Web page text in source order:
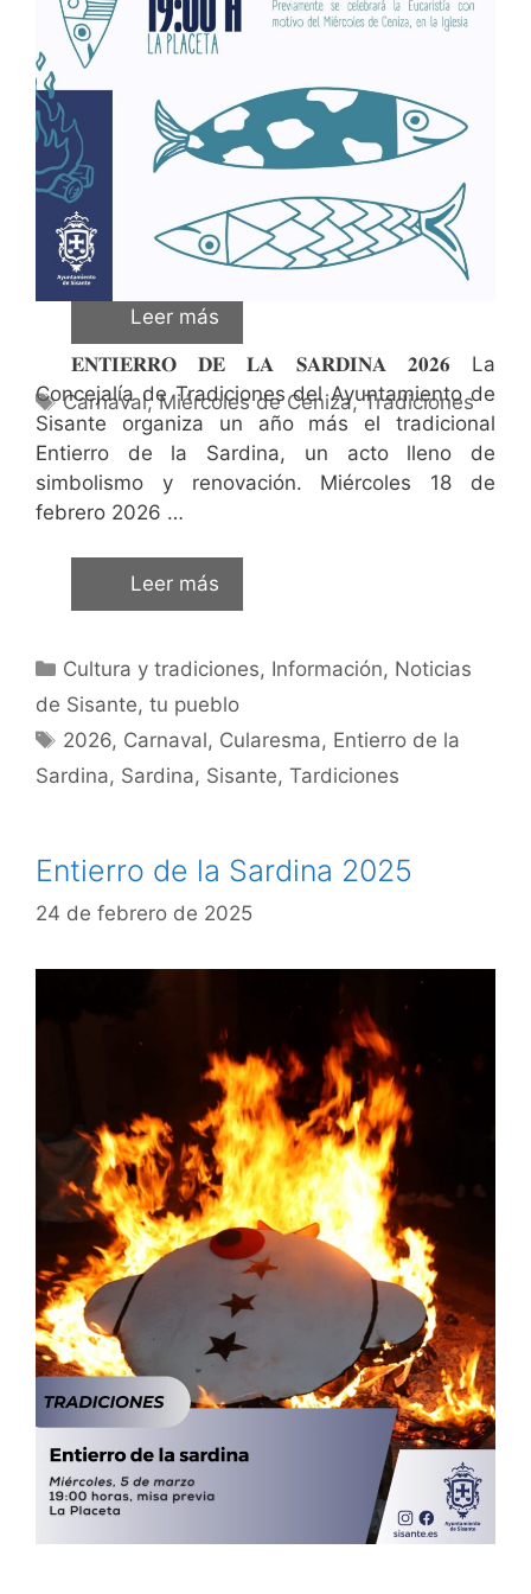
𝐄𝐍𝐓𝐈𝐄𝐑𝐑𝐎 𝐃𝐄 𝐋𝐀 𝐒𝐀𝐑𝐃𝐈𝐍𝐀 𝟐𝟎𝟐𝟔 La
Concejalía de Tradiciones del Ayuntamiento de
Sisante organiza un año más el tradicional
Entierro de la Sardina, un acto lleno de
simbolismo y renovación. Miércoles 18 de
febrero 2026 …
Leer más
Cultura y tradiciones, Información, Noticias
de Sisante, tu pueblo
2026, Carnaval, Cularesma, Entierro de la
Sardina, Sardina, Sisante, Tardiciones
Entierro de la Sardina 2025
24 de febrero de 2025
Siguiendo con las tradiciones, las calles de
Sisante volverán a ser testigos de la procesión,
quema de la sardina y posterior reparto de
sardinas, cortesía del Ayuntamiento. Esta cita
tendrá lugar este miércoles, 2 de …
Leer más
Carnaval,Miércoles de Ceniza,Tradiciones